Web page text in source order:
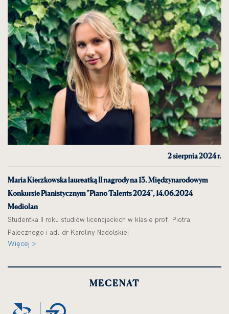
2 sierpnia 2024 r.
Maria Kierzkowska laureatką II nagrody na 13. Międzynarodowym
Konkursie Pianistycznym "Piano Talents 2024", 14.06.2024
Mediolan
Studentka II roku studiów licencjackich w klasie prof. Piotra
Palecznego i ad. dr Karoliny Nadolskiej
Więcej >
MECENAT